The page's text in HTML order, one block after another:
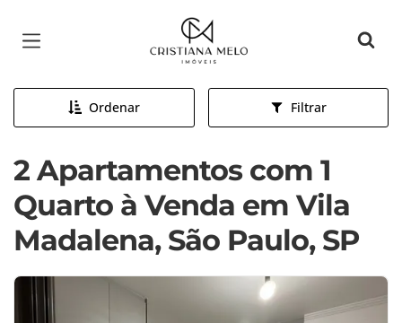
Página inicial
Ordenar Filtrar
2 Apartamentos com 1
Quarto à Venda em Vila
Madalena, São Paulo, SP